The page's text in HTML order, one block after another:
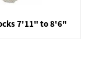
7'11" to 8'6"